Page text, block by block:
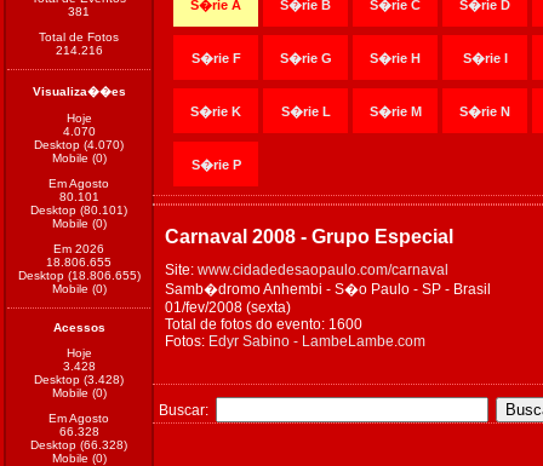
381
Total de Fotos
214.216
Visualiza��es
Hoje
4.070
Desktop (4.070)
Mobile (0)
Em Agosto
80.101
Desktop (80.101)
Mobile (0)
Em 2026
18.806.655
Desktop (18.806.655)
Mobile (0)
Acessos
Hoje
3.428
Desktop (3.428)
Mobile (0)
Em Agosto
66.328
Desktop (66.328)
Mobile (0)
S�rie A S�rie B S�rie C S�rie D
S�rie F S�rie G S�rie H S�rie I
S�rie K S�rie L S�rie M S�rie N
S�rie P
Carnaval 2008 - Grupo Especial
Site: www.cidadedesaopaulo.com/carnaval
Samb�dromo Anhembi - S�o Paulo - SP - Brasil
01/fev/2008 (sexta)
Total de fotos do evento: 1600
Fotos: Edyr Sabino - LambeLambe.com
Buscar: